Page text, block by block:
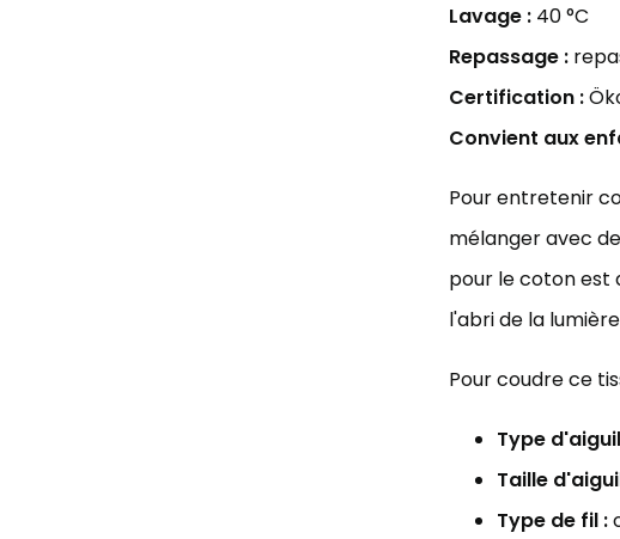
Lavage : 40 °C
Repassage :
Certification :
Convient aux
Pour entretenir
mélanger avec
pour le coton est
l'abri de la
Pour coudre ce
Type
Taille
Type de fil :